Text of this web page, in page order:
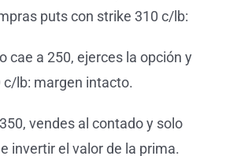
puts con strike 310 c/lb:
cae a 250, ejerces la opción y
c/lb: margen intacto.
vendes al contado y solo
invertir el valor de la prima.